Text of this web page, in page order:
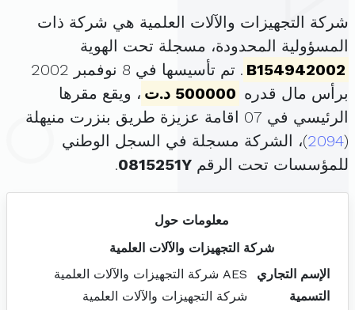
شركة التجهيزات والآلات العلمية هي شركة ذات
المسؤولية المحدودة، مسجلة تحت الهوية
B154942002
. تم تأسيسها في 8 نوفمبر 2002
برأس مال قدره 500000 د.ت
، ويقع مقرها
الرئيسي في 07 اقامة عزيزة طريق بنزرت منيهلة
(
2094)، الشركة مسجلة في السجل الوطني
للمؤسسات تحت الرقم 0815251Y
.
معلومات حول
شركة التجهيزات والآلات العلمية
الإسم التجاري
AES شركة التجهيزات والآلات العلمية
التسمية
شركة التجهيزات والآلات العلمية